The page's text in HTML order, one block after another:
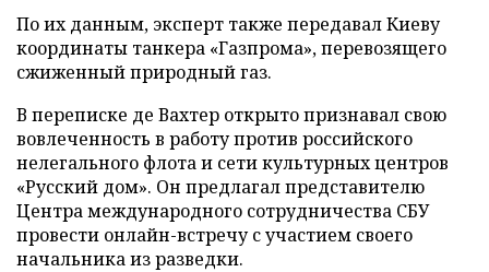
По их данным, эксперт также передавал Киеву
координаты танкера «Газпрома», перевозящего
сжиженный природный газ.
В переписке де Вахтер открыто признавал свою
вовлеченность в работу против российского
нелегального флота и сети культурных центров
«Русский дом». Он предлагал представителю
Центра международного сотрудничества СБУ
провести онлайн-встречу с участием своего
начальника из разведки.